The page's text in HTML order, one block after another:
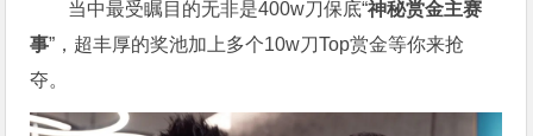
当中最受瞩目的无非是400w刀保底“神秘赏金主赛
事”，超丰厚的奖池加上多个10w刀Top赏金等你来抢
夺。